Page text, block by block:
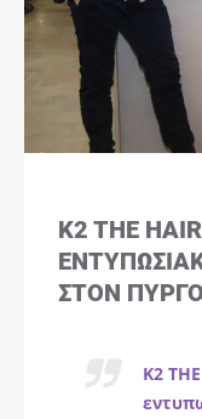
K2 THE
ΣΤΟΝ ΠΎΡΓΟ
K2